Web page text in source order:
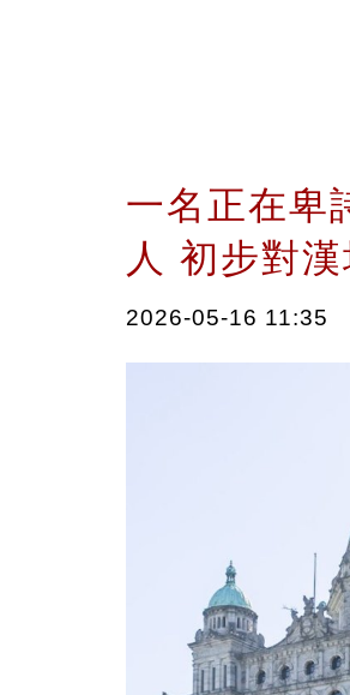
一名正在卑
人 初步對
2026-05-16 11:35